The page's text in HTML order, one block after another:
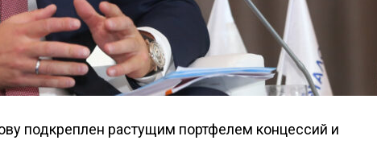
подкреплен растущим портфелем концессий и